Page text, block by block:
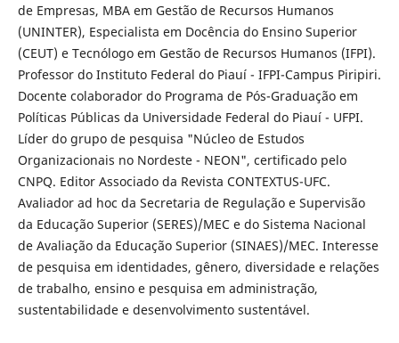
de Empresas, MBA em Gestão de Recursos Humanos
(UNINTER), Especialista em Docência do Ensino Superior
(CEUT) e Tecnólogo em Gestão de Recursos Humanos (IFPI).
Professor do Instituto Federal do Piauí - IFPI-Campus Piripiri.
Docente colaborador do Programa de Pós-Graduação em
Políticas Públicas da Universidade Federal do Piauí - UFPI.
Líder do grupo de pesquisa "Núcleo de Estudos
Organizacionais no Nordeste - NEON", certificado pelo
CNPQ. Editor Associado da Revista CONTEXTUS-UFC.
Avaliador ad hoc da Secretaria de Regulação e Supervisão
da Educação Superior (SERES)/MEC e do Sistema Nacional
de Avaliação da Educação Superior (SINAES)/MEC. Interesse
de pesquisa em identidades, gênero, diversidade e relações
de trabalho, ensino e pesquisa em administração,
sustentabilidade e desenvolvimento sustentável.